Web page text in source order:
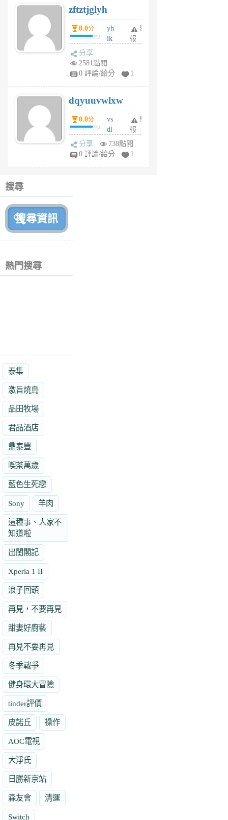
月
前
zftztjglyh
0.0分
yh
ik
tu
6
個
月
前
舉
報
分享
2581點閱
0 評論/給分
1
dqyuuvwlxw
0.0分
vs
dl
sq
fy
舉
報
分享
738點閱
0 評論/給分
1
搜尋
熱門搜尋
泰集
激旨燒鳥
品田牧場
君品酒店
鼎泰豐
喫茶萬歲
藍色生死戀
Sony 羊肉
這種事、人家不
知道啦
出閨閣記
Xperia 1 II
浪子回頭
再見，不要再見
甜妻好廚藝
再見不要再見
冬季戰爭
健身環大冒險
tinder評價
皮諾丘 操作
AOC電視
大淨氏
日勝新京站
森友會 清運
Switch